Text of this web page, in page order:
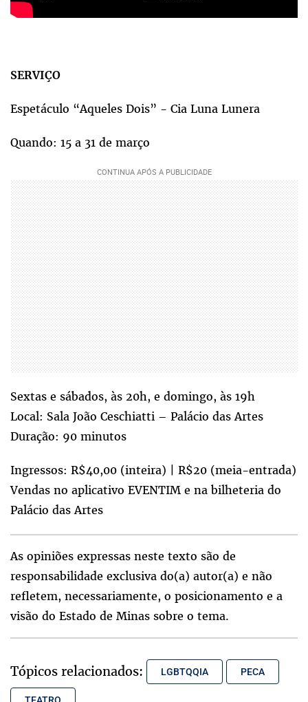
SERVIÇO
Espetáculo “Aqueles Dois” - Cia Luna Lunera
Quando: 15 a 31 de março
Sextas e sábados, às 20h, e domingo, às 19h
Local: Sala João Ceschiatti – Palácio das Artes
Duração: 90 minutos
Ingressos: R$40,00 (inteira) | R$20 (meia-entrada)
Vendas no aplicativo EVENTIM e na bilheteria do
Palácio das Artes
As opiniões expressas neste texto são de
responsabilidade exclusiva do(a) autor(a) e não
refletem, necessariamente, o posicionamento e a
visão do Estado de Minas sobre o tema.
Tópicos relacionados: LGBTQQIA PECA
TEATRO